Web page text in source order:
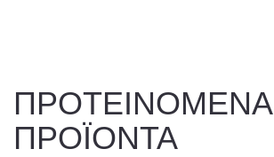
ΠΡΟΤΕΙΝΟΜΕΝΑ
ΠΡΟΪΟΝΤΑ